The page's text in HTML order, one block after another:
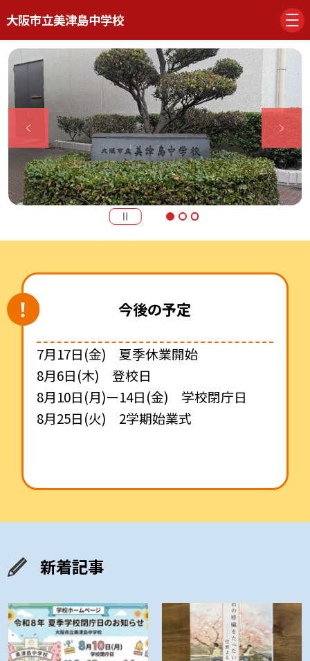
大阪市立美津島中学校
今後の予定
7月17日(金) 夏季休業開始
8月6日(木) 登校日
8月10日(月)ー14日(金) 学校閉庁日
8月25日(火) 2学期始業式
新着記事